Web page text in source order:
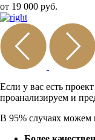
от 19 000 руб.
Если у вас есть
проанализируем и
В 95% случаях можем